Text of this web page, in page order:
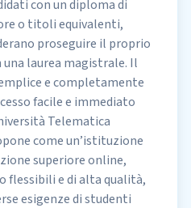
con un diploma di
o titoli equivalenti,
proseguire il proprio
una laurea magistrale. Il
e completamente
facile e immediato
Telematica
come un’istituzione
superiore online,
flessibili e di alta qualità,
esigenze distudenti